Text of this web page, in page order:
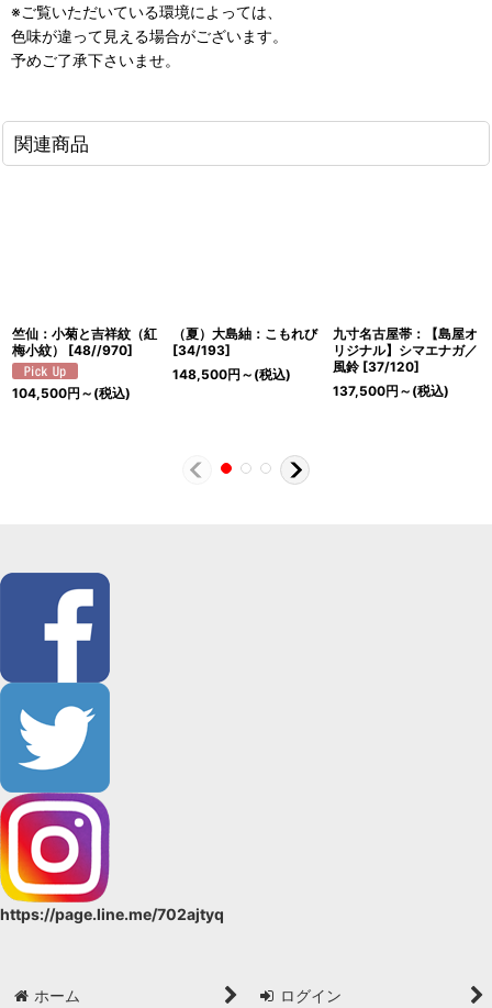
※ご覧いただいている環境によっては、
色味が違って見える場合がございます。
予めご了承下さいませ。
関連商品
竺仙：小菊と吉祥紋（紅
梅小紋）
[48//970]
104,500円 ～ (税込)
（夏）大島紬：こもれび
[34/193]
148,500円 ～ (税込)
九寸名古屋帯：【島屋オ
リジナル】シマエナガ／
風鈴 [37/120]
137,500円 ～ (税込)
https://page.line.me/702ajtyq
ホーム ログイン